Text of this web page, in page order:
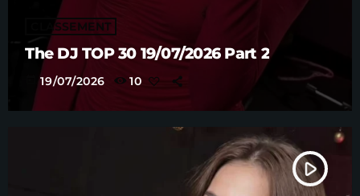
CLASSEMENT
The DJ TOP 30 19/07/2026 Part 2
19/07/2026 10
play_arrow